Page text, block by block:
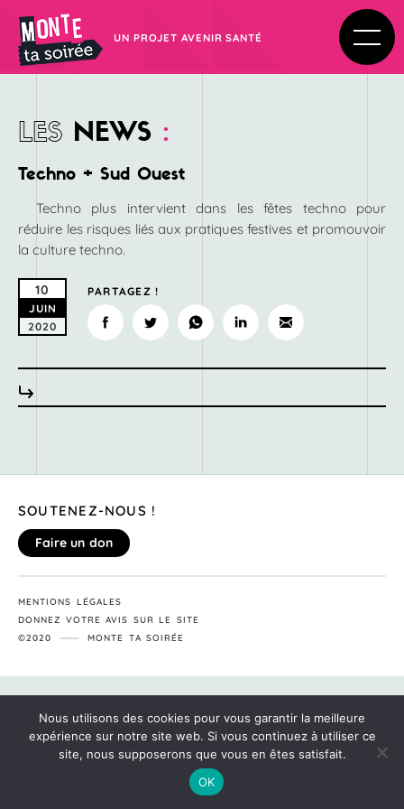
UN PROJET AVENIR SANTÉ
LES NEWS :
Techno + Sud Ouest
Techno plus intervient dans les fêtes techno pour
réduire les risques liés aux pratiques festives et promouvoir
la culture techno.
10
JUIN
2020
PARTAGEZ !
SOUTENEZ-NOUS !
Faire un don
MENTIONS LÉGALES
DONNEZ VOTRE AVIS SUR LE SITE
©2020
MONTE TA SOIRÉE
Nous utilisons des cookies pour vous garantir la meilleure
expérience sur notre site web. Si vous continuez à utiliser ce
site, nous supposerons que vous en êtes satisfait.
OK